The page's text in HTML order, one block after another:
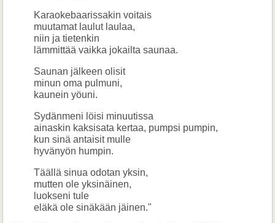
Karaokebaarissakin voitais
muutamat laulut laulaa,
niin ja tietenkin
lämmittää vaikka jokailta saunaa.
Saunan jälkeen olisit
minun oma pulmuni,
kaunein yöuni.
Sydänmeni löisi minuutissa
ainaskin kaksisata kertaa, pumpsi pumpin,
kun sinä antaisit mulle
hyvänyön humpin.
Täällä sinua odotan yksin,
mutten ole yksinäinen,
luokseni tule
eläkä ole sinäkään jäinen."